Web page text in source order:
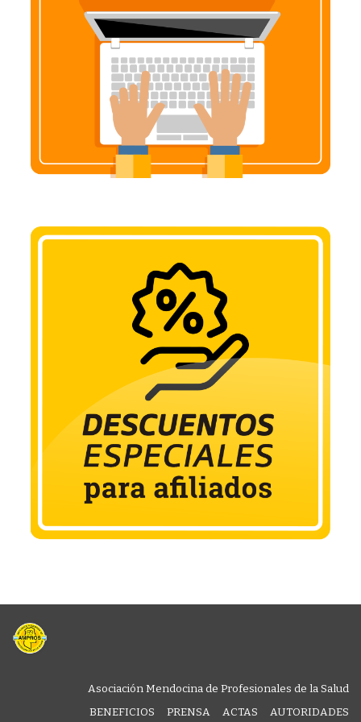
Asociación Mendocina de Profesionales de la Salud
BENEFICIOS
PRENSA ACTAS
AUTORIDADES